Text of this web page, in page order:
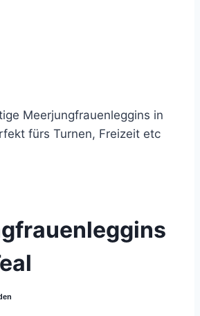
Meerjungfrauenleggins in
fürs Turnen, Freizeit etc